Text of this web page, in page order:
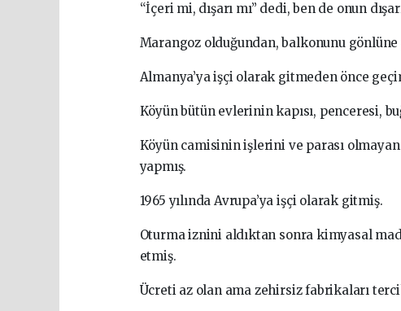
“İçeri mi, dışarı mı” dedi, ben de onun
Marangoz olduğundan, balkonunu
Almanya’ya işçi olarak gitmeden önce
Köyün bütün evlerinin kapısı, penceresi,
Köyün camisinin işlerini ve parası
yapmış.
1965 yılında Avrupa’ya işçi olarak gitmiş.
Oturma iznini aldıktan sonra kimyasal
etmiş.
Ücreti az olan ama zehirsiz fabrikaları